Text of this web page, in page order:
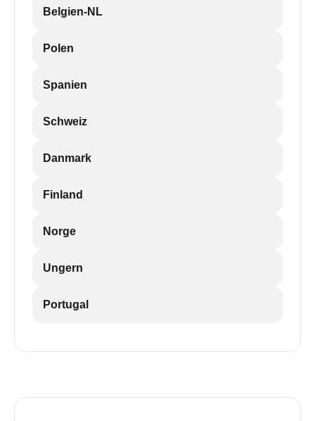
Belgien-NL
Polen
Spanien
Schweiz
Danmark
Finland
Norge
Ungern
Portugal